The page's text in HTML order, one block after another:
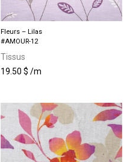
Fleurs – Lilas
19.50$ /m
#AMOUR-12
Tissus